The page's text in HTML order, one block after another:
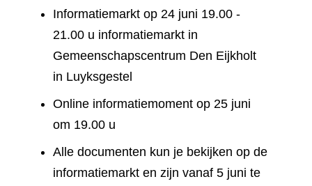
Informatiemarkt op 24 juni 19.00 -
21.00 u informatiemarkt in
Gemeenschapscentrum Den Eijkholt
in Luyksgestel
Online informatiemoment op 25 juni
om 19.00 u
Alle documenten kun je bekijken op de
informatiemarkt en zijn vanaf 5 juni te